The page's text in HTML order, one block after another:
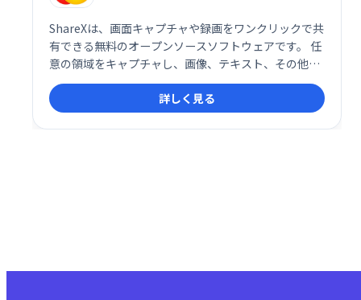
ShareXは、画面キャプチャや録画をワンクリックで共
有できる無料のオープンソースソフトウェアです。 任
意の領域をキャプチャし、画像、テキスト、その他フ
ァイルを50種類以上のサービスにアップロード可能で
す。手軽で高機能な画面共有ツールとして、作業効率
の向上に貢献します。
詳しく見る